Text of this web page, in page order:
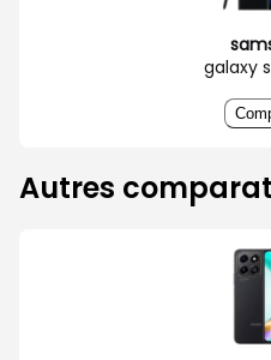
galaxy
Autres